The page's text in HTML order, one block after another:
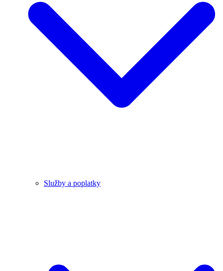
Služby a poplatky